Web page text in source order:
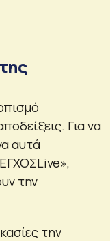
Για να
αυτά
την
την